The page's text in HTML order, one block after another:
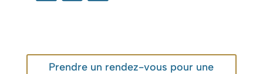
Prendre un rendez-vous pour une